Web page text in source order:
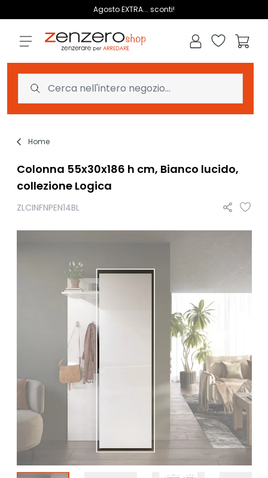
Agosto EXTRA... sconti!
Lista dei
Home
Colonna 55x30x186 h cm, Bianco lucido,
collezione Logica
ZLCINFNPEN14BL